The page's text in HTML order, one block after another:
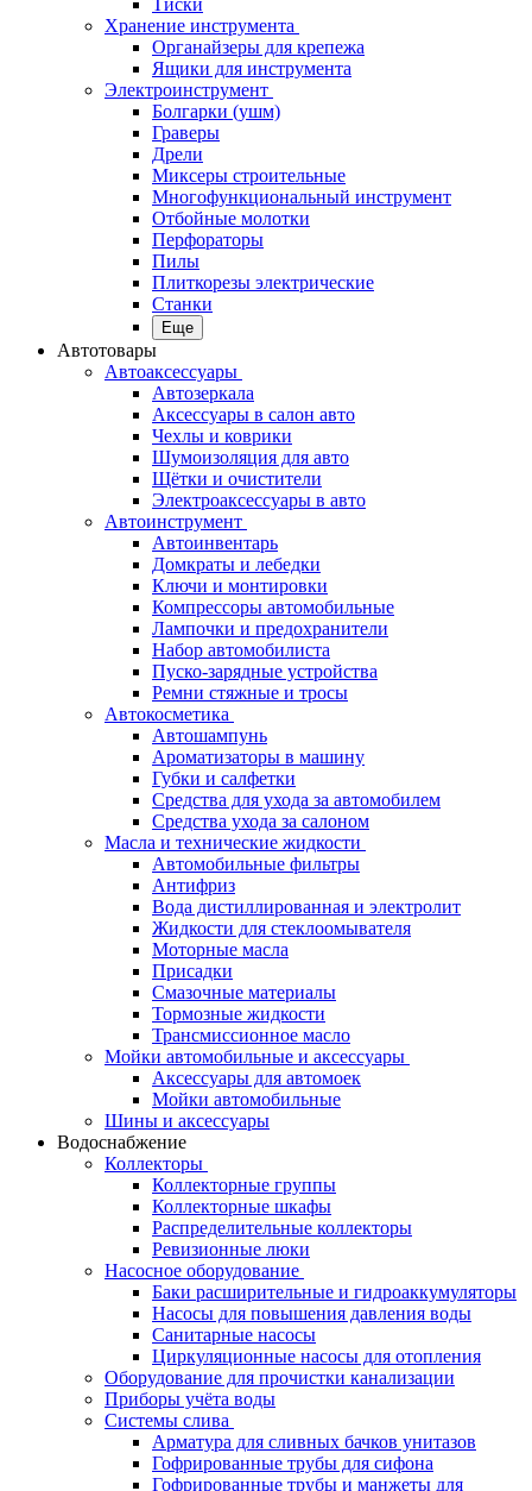
Хранение инструмента
Органайзеры для крепежа
Ящики для инструмента
Электроинструмент
Болгарки (ушм)
Граверы
Дрели
Миксеры строительные
Многофункциональный инструмент
Отбойные молотки
Перфораторы
Пилы
Плиткорезы электрические
Станки
Еще
Автотовары
Автоаксессуары
Автозеркала
Аксессуары в салон авто
Чехлы и коврики
Шумоизоляция для авто
Щётки и очистители
Электроаксессуары в авто
Автоинструмент
Автоинвентарь
Домкраты и лебедки
Ключи и монтировки
Компрессоры автомобильные
Лампочки и предохранители
Набор автомобилиста
Пуско-зарядные устройства
Ремни стяжные и тросы
Автокосметика
Автошампунь
Ароматизаторы в машину
Губки и салфетки
Средства для ухода за автомобилем
Средства ухода за салоном
Масла и технические жидкости
Автомобильные фильтры
Антифриз
Вода дистиллированная и электролит
Жидкости для стеклоомывателя
Моторные масла
Присадки
Смазочные материалы
Тормозные жидкости
Трансмиссионное масло
Мойки автомобильные и аксессуары
Аксессуары для автомоек
Мойки автомобильные
Шины и аксессуары
Водоснабжение
Коллекторы
Коллекторные группы
Коллекторные шкафы
Распределительные коллекторы
Ревизионные люки
Насосное оборудование
Баки расширительные и гидроаккумуляторы
Насосы для повышения давления воды
Санитарные насосы
Циркуляционные насосы для отопления
Оборудование для прочистки канализации
Приборы учёта воды
Системы слива
Арматура для сливных бачков унитазов
Гофрированные трубы для сифона
Гофрированные трубы и манжеты для